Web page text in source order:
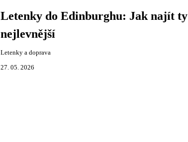
Letenky do Edinburghu: Jak najít ty
nejlevnější
Letenky a doprava
27. 05. 2026